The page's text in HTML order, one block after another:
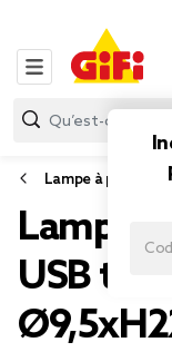
Lampe à poser
Lampe
USB